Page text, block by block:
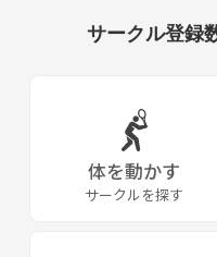
サークル登録
体を動かす
サークルを探す